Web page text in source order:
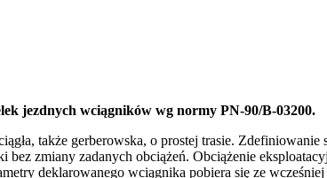
jezdnych wciągników wg normy PN-90/B-03200.
także gerberowska, o prostej trasie.
zmiany zadanych obciążeń. Obciążenie
deklarowanego wciągnika pobiera się ze